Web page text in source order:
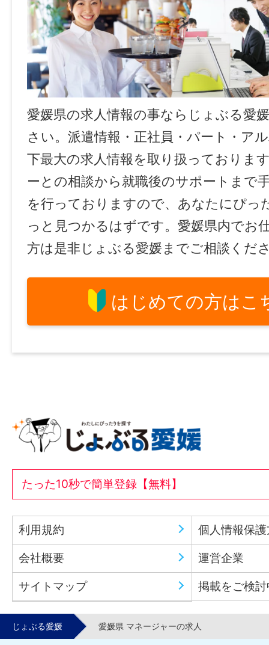
愛媛県の求人情報の事ならじょぶる愛
さい。派遣情報・正社員・パート・ア
下最大の求人情報を取り扱っておりま
ーとの相談から就職後のサポートまで
を行っておりますので、あなたにぴっ
っと見つかるはずです。愛媛県内でお
方は是非じょぶる愛媛までご相談くだ
はじめての方はこ
たった10秒で簡単登録【無料】
利用規約 個人情報保
会社概要 運営企業
サイトマップ 掲載をご検
じょぶる愛媛 愛媛県 マネージャーの求人